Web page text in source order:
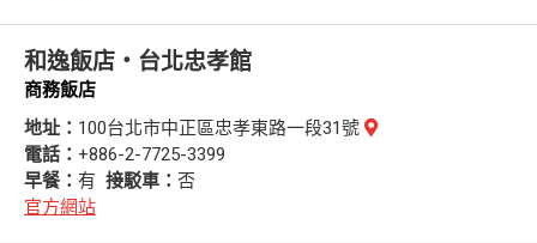
和逸飯店‧台北忠孝館
商務飯店
地址： 100台北市中正區忠孝東路一段31號
電話： +886-2-7725-3399
早餐： 有 接駁車： 否
官方網站